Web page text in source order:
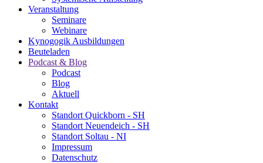
Veranstaltung
Seminare
Webinare
Kynogogik Ausbildungen
Beuteladen
Podcast & Blog
Podcast
Blog
Aktuell
Kontakt
Standort Quickborn - SH
Standort Neuendeich - SH
Standort Soltau - NI
Impressum
Datenschutz